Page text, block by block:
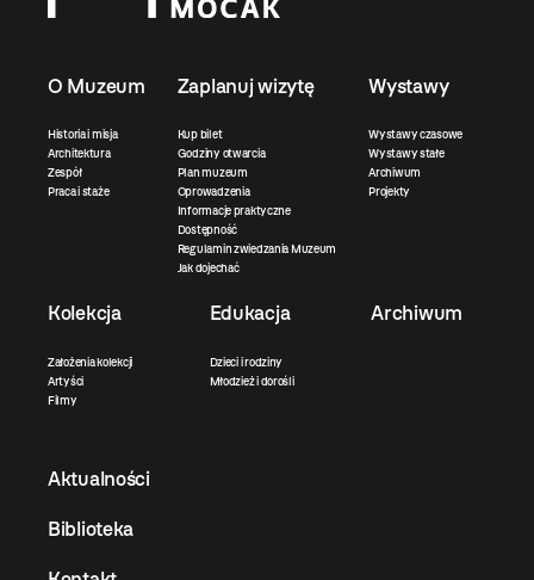
O Muzeum
Historia i misja
Architektura
Zespół
Praca i staże
Zaplanuj wizytę
Kup bilet
Godziny otwarcia
Plan muzeum
Oprowadzenia
Informacje praktyczne
Dostępność
Regulamin zwiedzania Muzeum
Jak dojechać
Wystawy
Wystawy czasowe
Wystawy stałe
Archiwum
Projekty
Kolekcja
Założenia kolekcji
Artyści
Filmy
Edukacja
Dzieci i rodziny
Młodzież i dorośli
Archiwum
Aktualności
Biblioteka